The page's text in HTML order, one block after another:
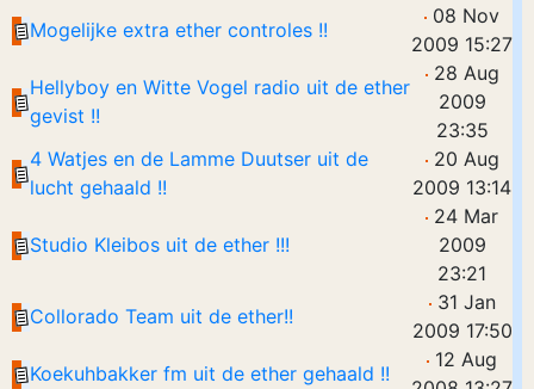
Mogelijke extra ether controles !!
08 Nov
2009 15:27
Hellyboy en Witte Vogel radio uit de ether
gevist !!
28 Aug
2009
23:35
4 Watjes en de Lamme Duutser uit de
lucht gehaald !!
20 Aug
2009 13:14
Studio Kleibos uit de ether !!!
24 Mar
2009
23:21
Collorado Team uit de ether!!
31 Jan
2009 17:50
Koekuhbakker fm uit de ether gehaald !!
12 Aug